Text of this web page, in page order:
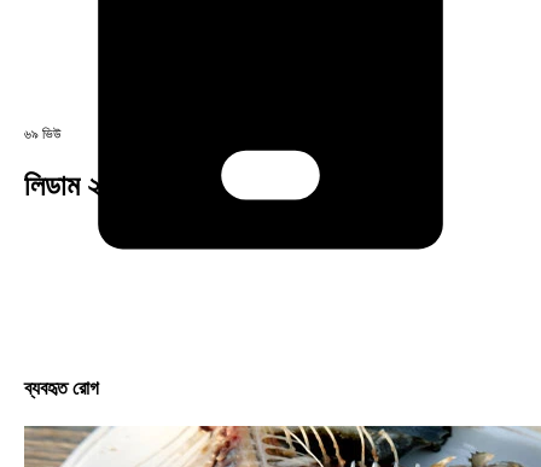
৬৯ ভিউ
লিডাম ২০০
ব্যবহৃত রোগ